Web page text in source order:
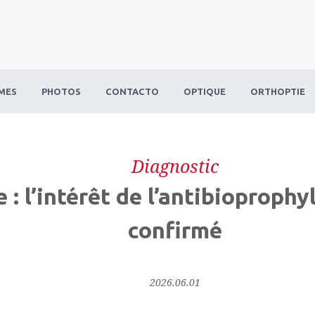
PHOTOS CONTACTO OPTIQUE ORTHOPTIE
Diagnostic
: l’intérêt de
confirmé
2026.06.01